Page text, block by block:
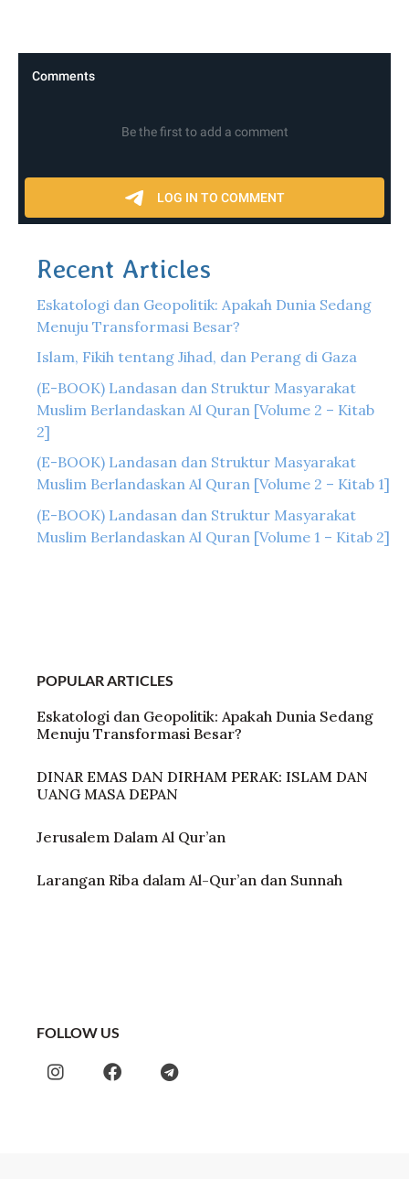
Recent Articles
Eskatologi dan Geopolitik: Apakah Dunia Sedang
Menuju Transformasi Besar?
Islam, Fikih tentang Jihad, dan Perang di Gaza
(E-BOOK) Landasan dan Struktur Masyarakat
Muslim Berlandaskan Al Quran [Volume 2 – Kitab
2]
(E-BOOK) Landasan dan Struktur Masyarakat
Muslim Berlandaskan Al Quran [Volume 2 – Kitab 1]
(E-BOOK) Landasan dan Struktur Masyarakat
Muslim Berlandaskan Al Quran [Volume 1 – Kitab 2]
POPULAR ARTICLES
Eskatologi dan Geopolitik: Apakah Dunia Sedang
Menuju Transformasi Besar?
DINAR EMAS DAN DIRHAM PERAK: ISLAM DAN
UANG MASA DEPAN
Jerusalem Dalam Al Qur’an
Larangan Riba dalam Al-Qur’an dan Sunnah
FOLLOW US